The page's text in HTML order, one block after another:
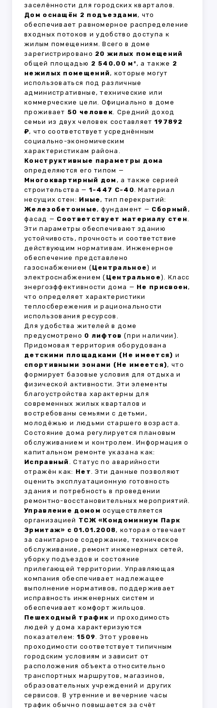
заселённости для городских кварталов.
Дом оснащён 2 подъездами, что
обеспечивает равномерное распределение
входных потоков и удобство доступа к
жилым помещениям. Всего в доме
зарегистрировано 20 жилых помещений
общей площадью 2 540.00 м², а также 2
нежилых помещений, которые могут
использоваться под различные
административные, технические или
коммерческие цели. Официально в доме
проживает 50 человек. Средний доход
семьи из двух человек составляет 197892
₽, что соответствует усреднённым
социально-экономическим
характеристикам района.
Конструктивные параметры дома
определяются его типом —
Многоквартирный дом , а также серией
строительства — 1-447 С-40. Материал
несущих стен: Иные, тип перекрытий:
Железобетонные, фундамент — Сборный ,
фасад — Соответствует материалу стен.
Эти параметры обеспечивают зданию
устойчивость, прочность и соответствие
действующим нормативам. Инженерное
обеспечение представлено
газоснабжением (Центральное) и
электроснабжением ( Центральное). Класс
энергоэффективности дома — Не присвоен,
что определяет характеристики
теплосбережения и рациональности
использования ресурсов.
Для удобства жителей в доме
предусмотрено 0 лифтов (при наличии).
Придомовая территория оборудована
детскими площадками (Не имеется) и
спортивными зонами (Не имеется), что
формирует базовые условия для отдыха и
физической активности. Эти элементы
благоустройства характерны для
современных жилых кварталов и
востребованы семьями с детьми,
молодёжью и людьми старшего возраста.
Состояние дома регулируется плановым
обслуживанием и контролем. Информация о
капитальном ремонте указана как:
Исправный . Статус по аварийности
отражён как: Нет. Эти данные позволяют
оценить эксплуатационную готовность
здания и потребность в проведении
ремонтно-восстановительных мероприятий.
Управление домом осуществляется
организацией ТСЖ «Кондоминиум Парк
Эрмитаж» с 01.01.2008, которая отвечает
за санитарное содержание, техническое
обслуживание, ремонт инженерных сетей,
уборку подъездов и состояние
прилегающей территории. Управляющая
компания обеспечивает надлежащее
выполнение нормативов, поддерживает
исправность инженерных систем и
обеспечивает комфорт жильцов.
Пешеходный трафик и проходимость
людей у дома характеризуются
показателем: 1509. Этот уровень
проходимости соответствует типичным
городским условиям и зависит от
расположения объекта относительно
транспортных маршрутов, магазинов,
образовательных учреждений и других
сервисов. В утренние и вечерние часы
трафик обычно повышается за счёт